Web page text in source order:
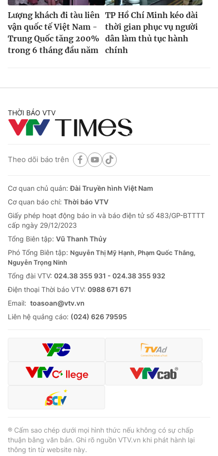
Lượng khách đi tàu liên
vận quốc tế Việt Nam -
Trung Quốc tăng 200%
trong 6 tháng đầu năm
TP Hồ Chí Minh kéo dài
thời gian phục vụ người
dân làm thủ tục hành
chính
THỜI BÁO VTV
Theo dõi báo trên
Cơ quan chủ quản:Đài Truyền hình Việt Nam
Cơ quan báo chí: Thời báo VTV
Giấy phép hoạt động báo in và báo điện tử số 483/GP-BTTTT
cấp ngày 29/12/2023
Tổng Biên tập: Vũ Thanh Thủy
Phó Tổng Biên tập: Nguyễn Thị Mỹ Hạnh, Phạm Quốc Thắng,
Nguyễn Trọng Ninh
Tổng đài VTV: 024.38 355 931 - 024.38 355 932
Ðiện thoại Thời báo VTV: 0988 671 671
Email: toasoan@vtv.vn
Liên hệ quảng cáo: (024) 626 79595
® Cấm sao chép dưới mọi hình thức nếu không có sự chấp
thuận bằng văn bản. Ghi rõ nguồn VTV.vn khi phát hành lại
thông tin từ website này.